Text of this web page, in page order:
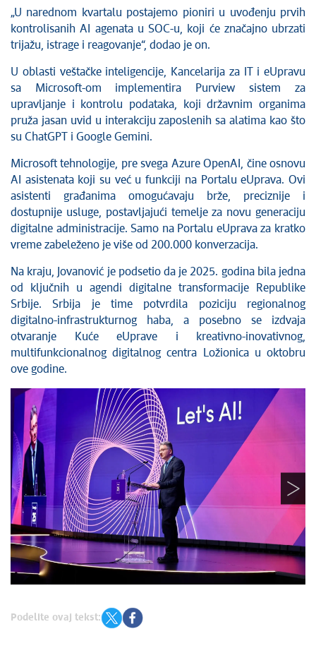
„U narednom kvartalu postajemo pioniri u uvođenju prvih
kontrolisanih AI agenata u SOC-u, koji će značajno ubrzati
trijažu, istrage i reagovanje“, dodao je on.
U oblasti veštačke inteligencije, Kancelarija za IT i eUpravu
sa Microsoft-om implementira Purview sistem za
upravljanje i kontrolu podataka, koji državnim organima
pruža jasan uvid u interakciju zaposlenih sa alatima kao što
su ChatGPT i Google Gemini.
Microsoft tehnologije, pre svega Azure OpenAI, čine osnovu
AI asistenata koji su već u funkciji na Portalu eUprava. Ovi
asistenti građanima omogućavaju brže, preciznije i
dostupnije usluge, postavljajući temelje za novu generaciju
digitalne administracije. Samo na Portalu eUprava za kratko
vreme zabeleženo je više od 200.000 konverzacija.
Na kraju, Jovanović je podsetio da je 2025. godina bila jedna
od ključnih u agendi digitalne transformacije Republike
Srbije. Srbija je time potvrdila poziciju regionalnog
digitalno-infrastrukturnog haba, a posebno se izdvaja
otvaranje Kuće eUprave i kreativno-inovativnog,
multifunkcionalnog digitalnog centra Ložionica u oktobru
ove godine.
Podelite ovaj tekst: